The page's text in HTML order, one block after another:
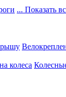
... Показать
колеса